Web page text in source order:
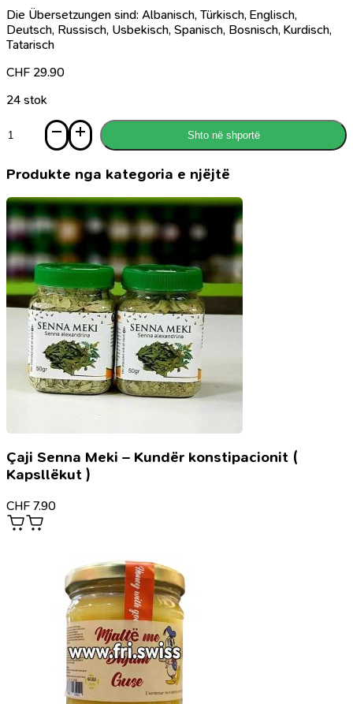
Die Übersetzungen sind: Albanisch, Türkisch, Englisch,
Deutsch, Russisch, Usbekisch, Spanisch, Bosnisch, Kurdisch,
Tatarisch
CHF 29.90
24 stok
Kuran
me
code
17x25,
Seri
për
fëmijë
-
Serie
für
Kinder
Shto në shportë
Produkte nga kategoria e njëjtë
Çaji Senna Meki – Kundër konstipacionit (
Kapsllëkut )
CHF 7.90